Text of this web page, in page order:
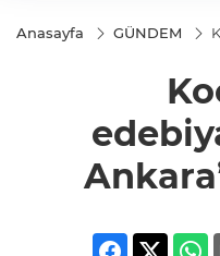
Anasayfa GÜNDEM